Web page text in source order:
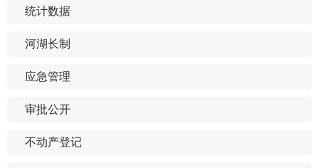
统计数据
河湖长制
应急管理
审批公开
不动产登记